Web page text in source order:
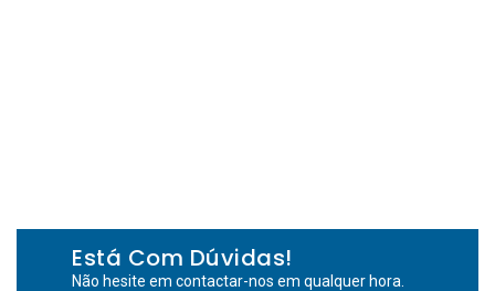
Está Com Dúvidas!
Não hesite em contactar-nos em qualquer hora.